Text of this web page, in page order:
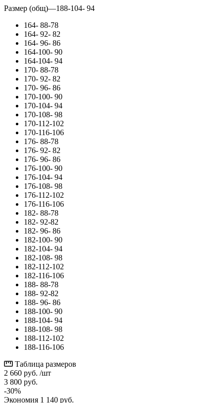
Размер (общ)—188-104- 94
164- 88-78
164- 92- 82
164- 96- 86
164-100- 90
164-104- 94
170- 88-78
170- 92- 82
170- 96- 86
170-100- 90
170-104- 94
170-108- 98
170-112-102
170-116-106
176- 88-78
176- 92- 82
176- 96- 86
176-100- 90
176-104- 94
176-108- 98
176-112-102
176-116-106
182- 88-78
182- 92-82
182- 96- 86
182-100- 90
182-104- 94
182-108- 98
182-112-102
182-116-106
188- 88-78
188- 92-82
188- 96- 86
188-100- 90
188-104- 94
188-108- 98
188-112-102
188-116-106
Таблица размеров
2 660 руб. /шт
3 800 руб.
-30%
Экономия 1 140 руб.